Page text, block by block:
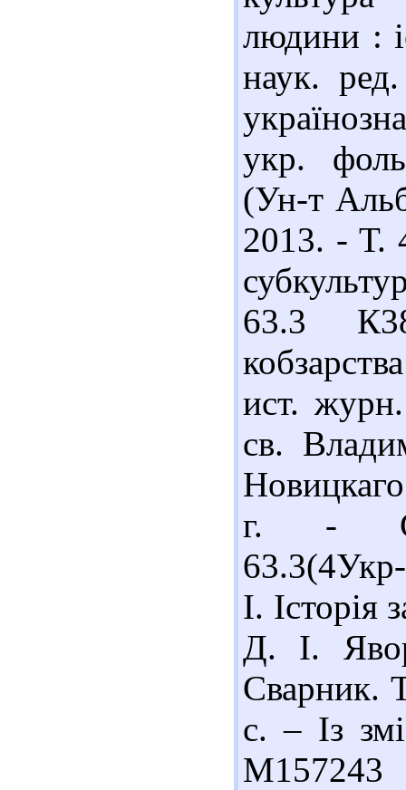
людини :
наук.
укр.
(Ун-т
2013. - Т.
63.3
ист.
св.
г. - С.
І. Історія
Д. І.
Сварник.
с. – Із